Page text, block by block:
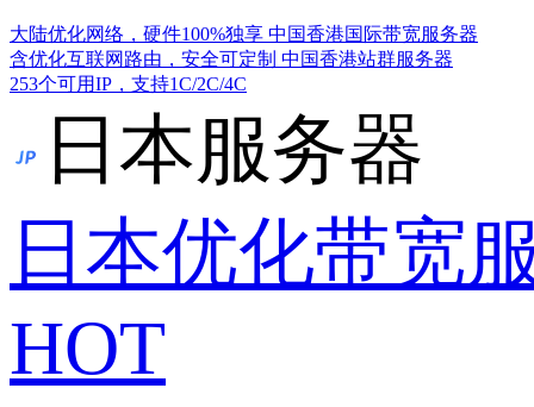
大陆优化网络，硬件100%独享 中国香港国际带宽服务器
含优化互联网路由，安全可定制 中国香港站群服务器
253个可用IP，支持1C/2C/4C
日本服务器
日本优化带宽
HOT